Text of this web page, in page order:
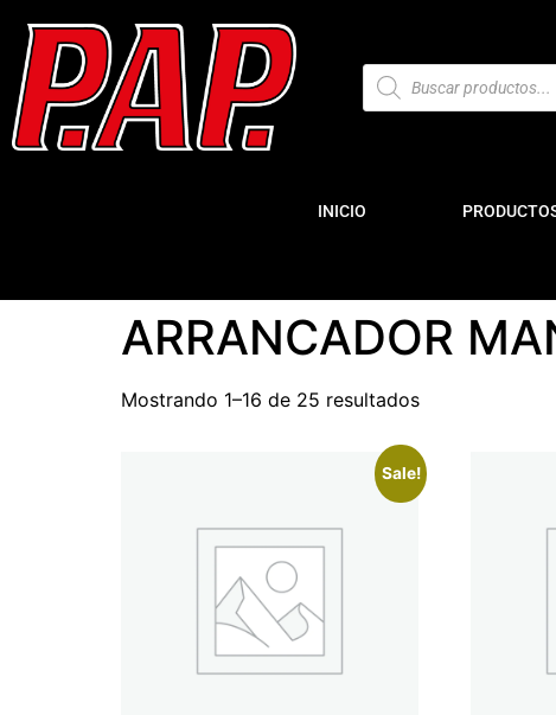
INICIO
ARRANCADOR
Mostrando 1–16 de 25 resultados
Sale!